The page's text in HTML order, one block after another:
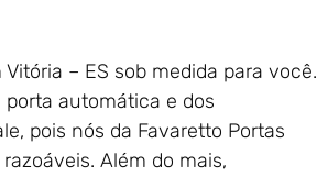
– ES sob medida para você.
automática e dos
pois nós da Favaretto Portas
Além do mais,